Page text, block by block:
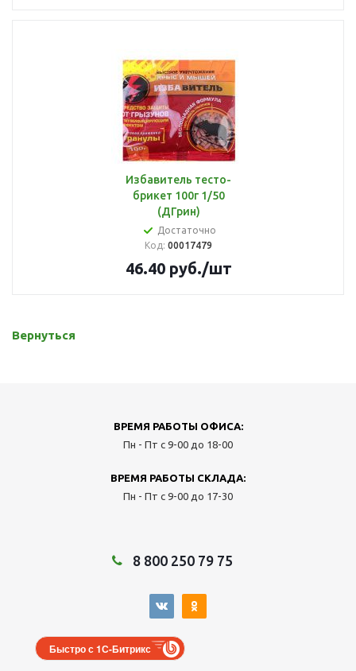
Избавитель тесто-
брикет 100г 1/50
(ДГрин)
Достаточно
Код: 00017479
46.40руб./шт
Вернуться
ВРЕМЯ РАБОТЫ ОФИСА:
Пн - Пт с 9-00 до 18-00
ВРЕМЯ РАБОТЫ СКЛАДА:
Пн - Пт с 9-00 до 17-30
8 800 250 79 75
Быстро с 1С-Битрикс